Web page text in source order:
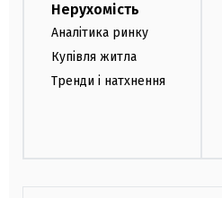
Нерухомість
Аналітика ринку
Купівля житла
Тренди і натхнення